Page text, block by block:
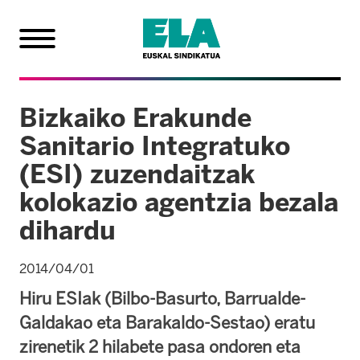
Bizkaiko Erakunde
Sanitario Integratuko
(ESI) zuzendaitzak
kolokazio agentzia bezala
dihardu
2014/04/01
Hiru ESIak (Bilbo-Basurto, Barrualde-
Galdakao eta Barakaldo-Sestao) eratu
zirenetik 2 hilabete pasa ondoren eta